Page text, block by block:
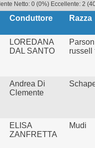
Netto: 0 (0%) Eccellente: 2
Conduttore Razza
LOREDANA
DAL SANTO
Parson
russell
Andrea Di
Clemente
ELISA
ZANFRETTA
Mudi